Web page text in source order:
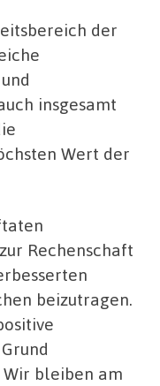
der
insgesamt
Wert der
Rechenschaft
beizutragen.
Wir bleiben am